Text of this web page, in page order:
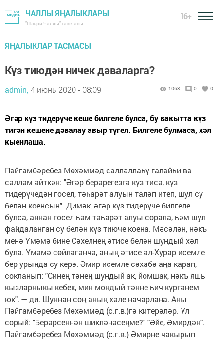
ЧАЛЛЫ ЯҢАЛЫКЛАРЫ
"Шәһри Чаллы" газетасы
16+
ЯҢАЛЫКЛАР ТАСМАСЫ
Күз тиюдән ничек дәваларга?
admin, 4 июнь 2020 - 08:09 1063 0 0
Әгәр күз тидерүче кеше билгеле булса, бу вакытта күз
тигән кешене дәвалау авыр түгел. Билгеле булмаса, хәл
кыенлаша.
Пәйгамбәребез Мөхәммәд салләллаһү галәйһи вә
сәлләм әйткән: "Әгәр берәрегезгә күз тисә, күз
тидерүчедән госел, тәһарәт алуын таләп итеп, шул су
белән коенсын". Димәк, әгәр күз тидерүче билгеле
булса, аннан госел һәм тәһарәт алуы сорала, һәм шул
файдаланган су белән күз тиюче коена. Мәсәлән, нәкъ
менә Үмәмә бине Сәхелнең әтисе белән шундый хәл
була. Үмәмә сөйләгәнчә, аның әтисе әл-Хурар исемле
бер урында су керә. Әмир исемле сәхабә аңа карап,
сокланып: "Синең тәнең шундый ак, йомшак, нәкъ яшь
кызларныкы кебек, мин мондый тәнне һич күргәнем
юк", — ди. Шуннан соң аның хәле начарлана. Аны
Пәйгамбәребез Мөхәммәд (с.г.в.)гә китерәләр. Ул
сорый: "Берәрсеннән шикләнәсеңме?" "Әйе, Әмирдән".
Пәйгамбәребез Мөхәммәд (с.г.в.) Әмирне чакырып